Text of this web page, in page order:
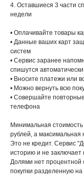
4. Оставшиеся 3 части
недели
• Оплачивайте товары
• Данные ваших карт
систем
• Сервис заранее
спишутся автоматически
• Вносите платежи или
• Можно вернуть всю
• Совершайте
телефона
Минимальная
рублей, а максимальная
Это не кредит. Сервис
историю и не заключает
Долями нет процентной
покупки разделенную на